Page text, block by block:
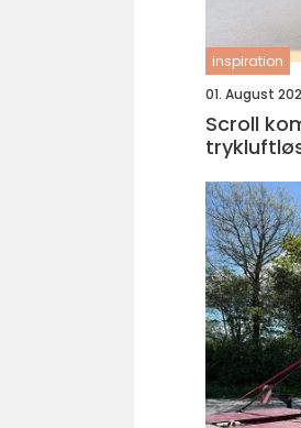
inspiration
01. August
Scroll